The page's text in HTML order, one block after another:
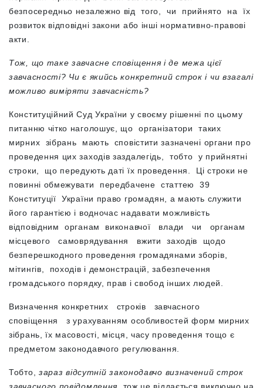
безпосередньо незалежно від того, чи прийнято на їх
розвиток відповідні закони або інші нормативно-правові
акти.
Тож, що таке завчасне сповіщення і де межа цієї
завчасності? Чи є якийсь конкретний строк і чи взагалі
можливо виміряти завчасність?
Конституційний Суд України у своєму рішенні по цьому
питанню чітко наголошує, що організатори таких
мирних зібрань мають сповістити зазначені органи про
проведення цих заходів заздалегідь, тобто у прийнятні
строки, що передують даті їх проведення. Ці строки не
повинні обмежувати передбачене статтею 39
Конституції України право громадян, а мають служити
його гарантією і водночас надавати можливість
відповідним органам виконавчої влади чи органам
місцевого самоврядування вжити заходів щодо
безперешкодного проведення громадянами зборів,
мітингів, походів і демонстрацій, забезпечення
громадського порядку, прав і свобод інших людей.
Визначення конкретних строків завчасного
сповіщення з урахуванням особливостей форм мирних
зібрань, їх масовості, місця, часу проведення тощо є
предметом законодавчого регулювання.
Тобто, зараз відсутній законодавчо визначений строк